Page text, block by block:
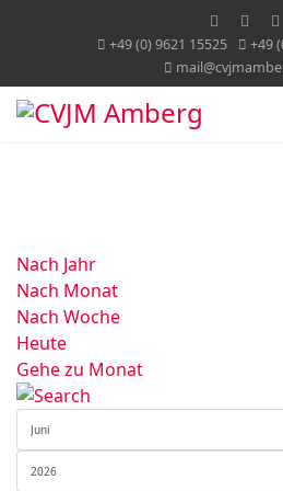
+49 (0) 9621 15525
+49
Nach Jahr
Nach Monat
Nach Woche
Heute
Gehe zu Monat